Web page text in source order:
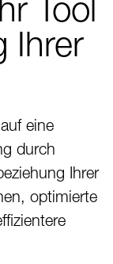
Tool
Ihrer
eine
durch
Ihrer
optimierte